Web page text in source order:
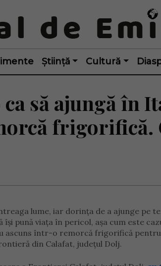
Știință Cultură
să ajungă în
lume, iar dorința de a ajunge pe
pună viața în pericol, așa cum este
ascuns într-o remorcă frigorifică
din Calafat, județul Dolj.